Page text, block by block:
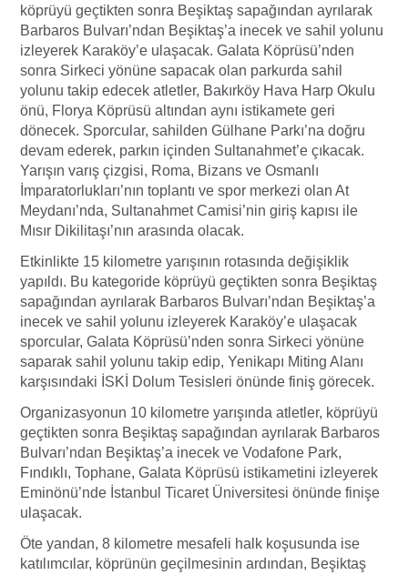
köprüyü geçtikten sonra Beşiktaş sapağından ayrılarak
Barbaros Bulvarı’ndan Beşiktaş’a inecek ve sahil yolunu
izleyerek Karaköy’e ulaşacak. Galata Köprüsü’nden
sonra Sirkeci yönüne sapacak olan parkurda sahil
yolunu takip edecek atletler, Bakırköy Hava Harp Okulu
önü, Florya Köprüsü altından aynı istikamete geri
dönecek. Sporcular, sahilden Gülhane Parkı’na doğru
devam ederek, parkın içinden Sultanahmet’e çıkacak.
Yarışın varış çizgisi, Roma, Bizans ve Osmanlı
İmparatorlukları’nın toplantı ve spor merkezi olan At
Meydanı’nda, Sultanahmet Camisi’nin giriş kapısı ile
Mısır Dikilitaşı’nın arasında olacak.
Etkinlikte 15 kilometre yarışının rotasında değişiklik
yapıldı. Bu kategoride köprüyü geçtikten sonra Beşiktaş
sapağından ayrılarak Barbaros Bulvarı’ndan Beşiktaş’a
inecek ve sahil yolunu izleyerek Karaköy’e ulaşacak
sporcular, Galata Köprüsü’nden sonra Sirkeci yönüne
saparak sahil yolunu takip edip, Yenikapı Miting Alanı
karşısındaki İSKİ Dolum Tesisleri önünde finiş görecek.
Organizasyonun 10 kilometre yarışında atletler, köprüyü
geçtikten sonra Beşiktaş sapağından ayrılarak Barbaros
Bulvarı’ndan Beşiktaş’a inecek ve Vodafone Park,
Fındıklı, Tophane, Galata Köprüsü istikametini izleyerek
Eminönü’nde İstanbul Ticaret Üniversitesi önünde finişe
ulaşacak.
Öte yandan, 8 kilometre mesafeli halk koşusunda ise
katılımcılar, köprünün geçilmesinin ardından, Beşiktaş